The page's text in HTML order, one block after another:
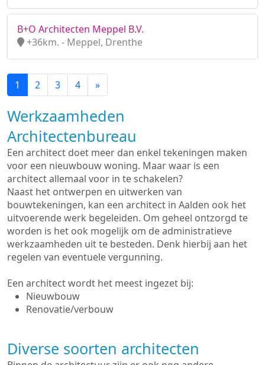
B+O Architecten Meppel B.V.
+36km. - Meppel, Drenthe
1 2 3 4 »
Werkzaamheden
Architectenbureau
Een architect doet meer dan enkel tekeningen maken
voor een nieuwbouw woning. Maar waar is een
architect allemaal voor in te schakelen?
Naast het ontwerpen en uitwerken van
bouwtekeningen, kan een architect in Aalden ook het
uitvoerende werk begeleiden. Om geheel ontzorgd te
worden is het ook mogelijk om de administratieve
werkzaamheden uit te besteden. Denk hierbij aan het
regelen van eventuele vergunning.
Een architect wordt het meest ingezet bij:
Nieuwbouw
Renovatie/verbouw
Diverse soorten architecten